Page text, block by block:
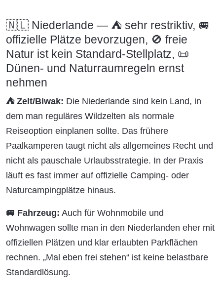
🇳🇱 Niederlande — ⛺ sehr restriktiv, 🚐
offizielle Plätze bevorzugen, 🚫 freie
Natur ist kein Standard-Stellplatz, 📜
Dünen- und Naturraumregeln ernst
nehmen
⛺ Zelt/Biwak: Die Niederlande sind kein Land, in
dem man reguläres Wildzelten als normale
Reiseoption einplanen sollte. Das frühere
Paalkamperen taugt nicht als allgemeines Recht und
nicht als pauschale Urlaubsstrategie. In der Praxis
läuft es fast immer auf offizielle Camping- oder
Naturcampingplätze hinaus.
🚐 Fahrzeug: Auch für Wohnmobile und
Wohnwagen sollte man in den Niederlanden eher mit
offiziellen Plätzen und klar erlaubten Parkflächen
rechnen. „Mal eben frei stehen“ ist keine belastbare
Standardlösung.